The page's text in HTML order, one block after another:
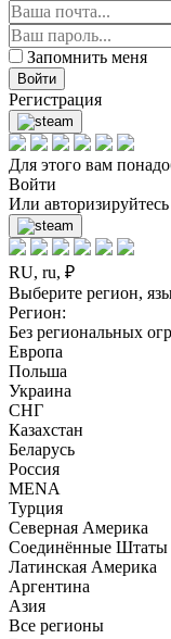
Запомнить меня
Войти
Регистрация
Для этого вам
Войти
Или
RU, ru, ₽
Выберите регион,
Регион:
Без региональных
Европа
Польша
Украина
СНГ
Казахстан
Беларусь
Россия
MENA
Турция
Северная Америка
Соединённые
Латинская Америка
Аргентина
Азия
Все регионы